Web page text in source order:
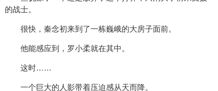
的战士。
很快，秦念初来到了一栋巍峨的大房子面前。
他能感应到，罗小柔就在其中。
这时……
一个巨大的人影带着压迫感从天而降。